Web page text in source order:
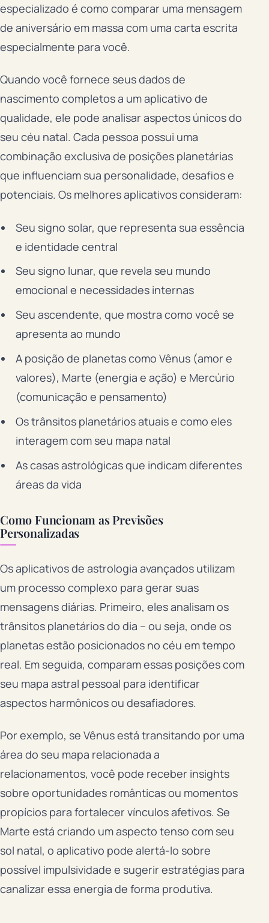
especializado é como comparar uma mensagem
de aniversário em massa com uma carta escrita
especialmente para você.
Quando você fornece seus dados de
nascimento completos a um aplicativo de
qualidade, ele pode analisar aspectos únicos do
seu céu natal. Cada pessoa possui uma
combinação exclusiva de posições planetárias
que influenciam sua personalidade, desafios e
potenciais. Os melhores aplicativos consideram:
Seu signo solar, que representa sua essência
e identidade central
Seu signo lunar, que revela seu mundo
emocional e necessidades internas
Seu ascendente, que mostra como você se
apresenta ao mundo
A posição de planetas como Vênus (amor e
valores), Marte (energia e ação) e Mercúrio
(comunicação e pensamento)
Os trânsitos planetários atuais e como eles
interagem com seu mapa natal
As casas astrológicas que indicam diferentes
áreas da vida
Como Funcionam as Previsões
Personalizadas
Os aplicativos de astrologia avançados utilizam
um processo complexo para gerar suas
mensagens diárias. Primeiro, eles analisam os
trânsitos planetários do dia – ou seja, onde os
planetas estão posicionados no céu em tempo
real. Em seguida, comparam essas posições com
seu mapa astral pessoal para identificar
aspectos harmônicos ou desafiadores.
Por exemplo, se Vênus está transitando por uma
área do seu mapa relacionada a
relacionamentos, você pode receber insights
sobre oportunidades românticas ou momentos
propícios para fortalecer vínculos afetivos. Se
Marte está criando um aspecto tenso com seu
sol natal, o aplicativo pode alertá-lo sobre
possível impulsividade e sugerir estratégias para
canalizar essa energia de forma produtiva.